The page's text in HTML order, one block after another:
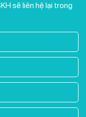
sẽ liên hệ lại trong